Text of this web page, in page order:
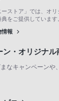
ストア」では、オ
をご提供しています
情報
ン・オリジナル
なキャンペーンや